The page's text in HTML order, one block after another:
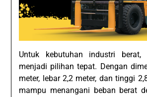
Untuk kebutuhan industri
menjadi pilihan tepat. Dengan
meter, lebar 2,2 meter, dan tinggi
mampu menangani beban berat